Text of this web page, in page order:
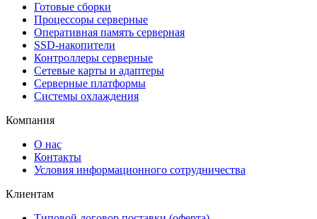
Готовые сборки
Процессоры серверные
Оперативная память серверная
SSD-накопители
Контроллеры серверные
Сетевые карты и адаптеры
Серверные платформы
Системы охлаждения
Компания
О нас
Контакты
Условия информационного сотрудничества
Клиентам